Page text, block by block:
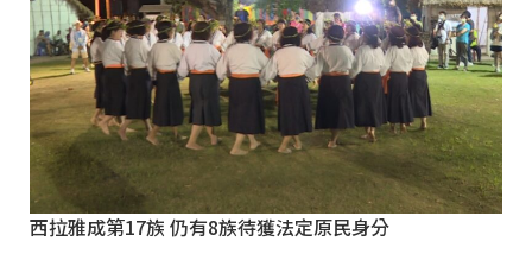
西拉雅成第17族 仍有8族待獲法定原民身分